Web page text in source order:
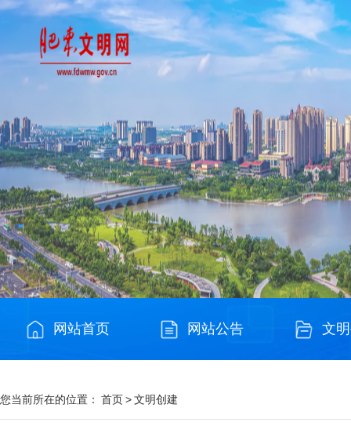
网站首页 网站公告 文
您当前所在的位置： 首页>文明创建